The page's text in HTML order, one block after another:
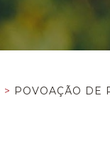
> POVOAÇÃO DE